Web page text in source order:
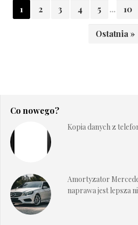
1 2 3 4 5 ... 10
Ostatnia »
Co nowego?
Kopia danych z
Amortyzator
naprawa jest lepsza